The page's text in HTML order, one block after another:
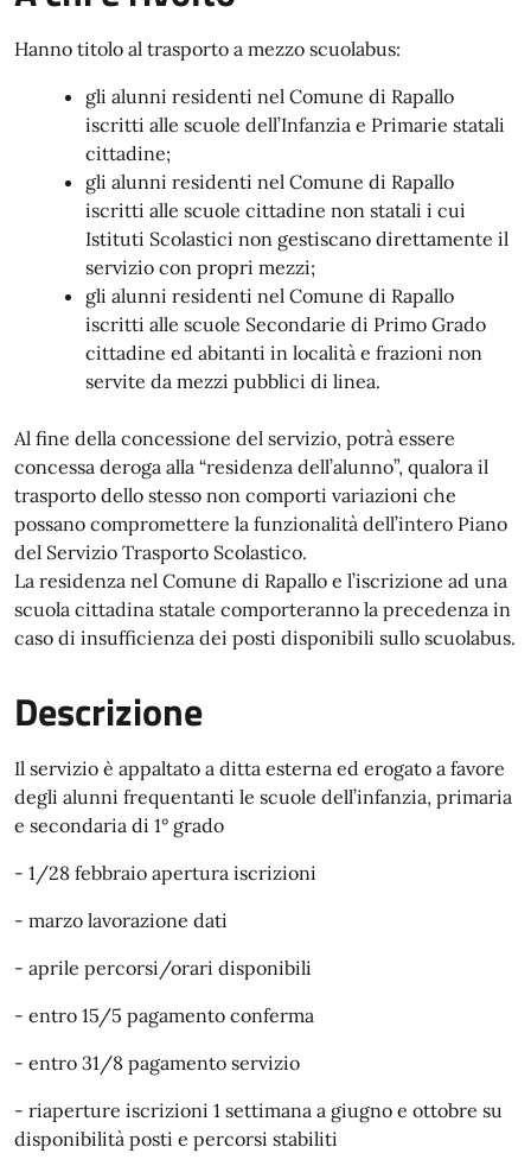
Hanno titolo al trasporto a mezzo scuolabus:
gli alunni residenti nel Comune di Rapallo
iscritti alle scuole dell’Infanzia e Primarie statali
cittadine;
gli alunni residenti nel Comune di Rapallo
iscritti alle scuole cittadine non statali i cui
Istituti Scolastici non gestiscano direttamente il
servizio con propri mezzi;
gli alunni residenti nel Comune di Rapallo
iscritti alle scuole Secondarie di Primo Grado
cittadine ed abitanti in località e frazioni non
servite da mezzi pubblici di linea.
Al fine della concessione del servizio, potrà essere
concessa deroga alla “residenza dell’alunno”, qualora il
trasporto dello stesso non comporti variazioni che
possano compromettere la funzionalità dell’intero Piano
del Servizio Trasporto Scolastico.
La residenza nel Comune di Rapallo e l’iscrizione ad una
scuola cittadina statale comporteranno la precedenza in
caso di insufficienza dei posti disponibili sullo scuolabus.
Descrizione
Il servizio è appaltato a ditta esterna ed erogato a favore
degli alunni frequentanti le scuole dell’infanzia, primaria
e secondaria di 1° grado
- 1/28 febbraio apertura iscrizioni
- marzo lavorazione dati
- aprile percorsi/orari disponibili
- entro 15/5 pagamento conferma
- entro 31/8 pagamento servizio
- riaperture iscrizioni 1 settimana a giugno e ottobre su
disponibilità posti e percorsi stabiliti